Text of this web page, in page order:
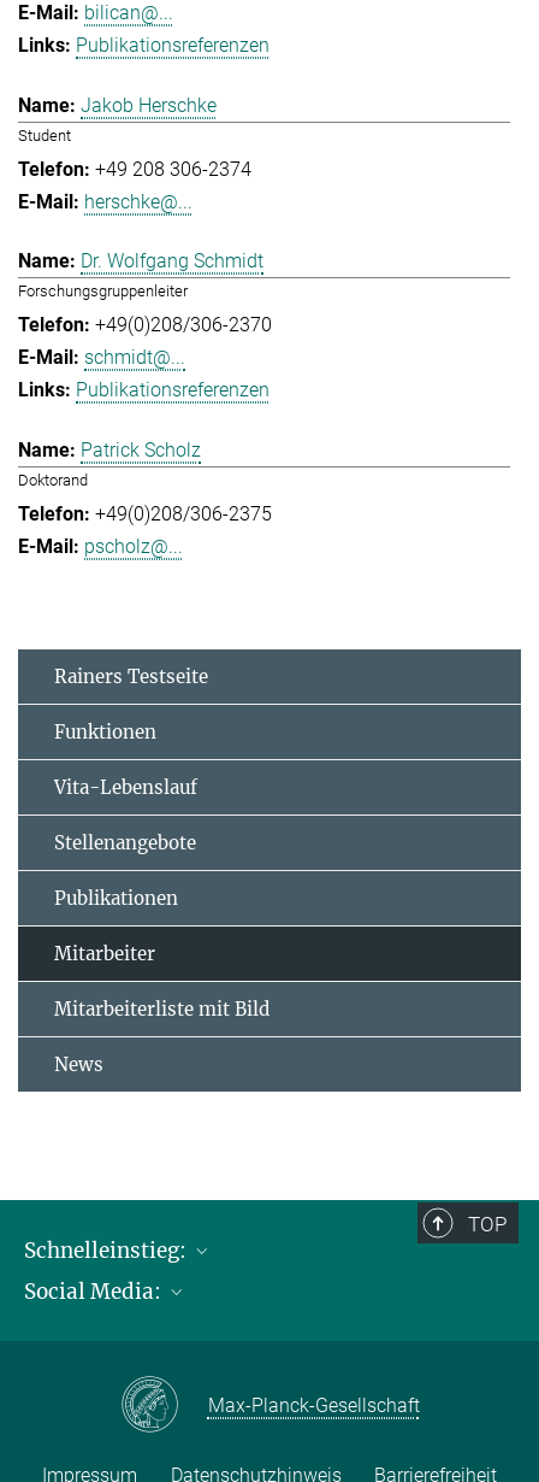
bilican@...
Publikationsreferenzen
Jakob Herschke
Student
+49 208 306-2374
herschke@...
Dr. Wolfgang Schmidt
Forschungsgruppenleiter
+49(0)208/306-2370
schmidt@...
Publikationsreferenzen
Patrick Scholz
Doktorand
+49(0)208/306-2375
pscholz@...
Rainers Testseite
Funktionen
Vita-Lebenslauf
Stellenangebote
Publikationen
Mitarbeiter
Mitarbeiterliste mit Bild
News
TOP
Schnelleinstieg:
Publikationen
Kontakt und Anfahrtsbeschreibung
Social Media:
Max-Planck-Gesellschaft
Impressum Datenschutzhinweis Barrierefreiheit